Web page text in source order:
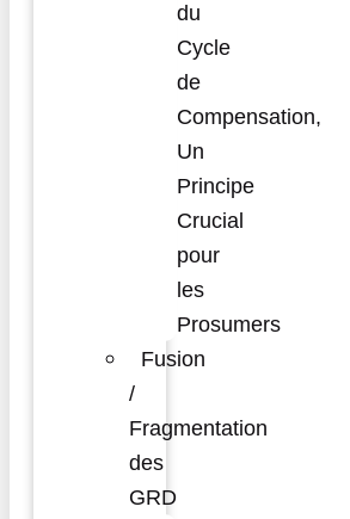
du
Cycle
de
Compensation,
Un
Principe
Crucial
pour
les
Prosumers
Fusion
/
Fragmentation
des
GRD